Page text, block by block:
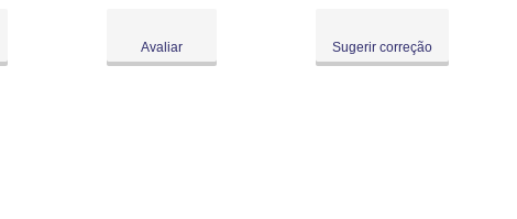
Avaliar Sugerir correção